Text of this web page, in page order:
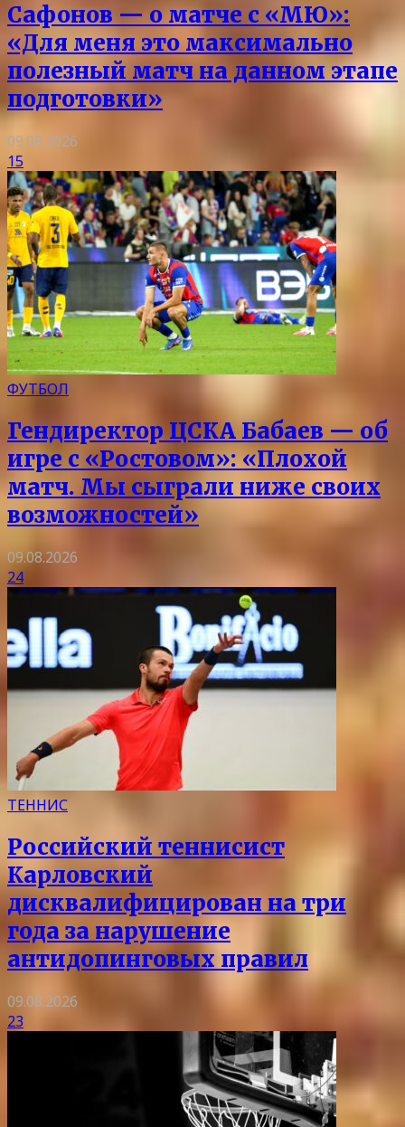
Сафонов — о матче с «МЮ»:
«Для меня это максимально
полезный матч на данном этапе
подготовки»
09.08.2026
15
ФУТБОЛ
Гендиректор ЦСКА Бабаев — об
игре с «Ростовом»: «Плохой
матч. Мы сыграли ниже своих
возможностей»
09.08.2026
24
ТЕННИС
Российский теннисист
Карловский
дисквалифицирован на три
года за нарушение
антидопинговых правил
09.08.2026
23